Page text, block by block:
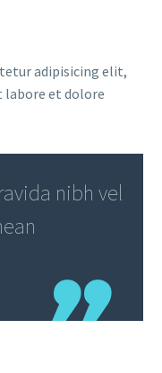
adipisicing elit,
labore et dolore
nibh vel